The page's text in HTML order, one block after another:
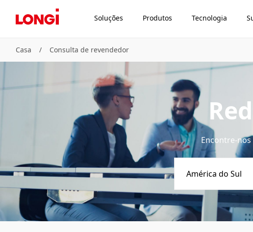
Soluções Produtos Tecnologia
Casa / Consulta de revendedor
Encontre-